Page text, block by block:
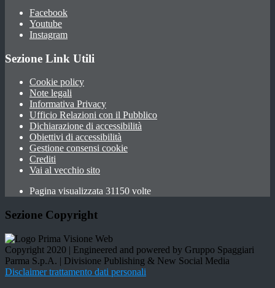
Facebook
Youtube
Instagram
Sezione Link Utili
Cookie policy
Note legali
Informativa Privacy
Ufficio Relazioni con il Pubblico
Dichiarazione di accessibilità
Obiettivi di accessibilità
Gestione consensi cookie
Crediti
Vai al vecchio sito
Pagina visualizzata 31150 volte
Sezione Copyright
Copyright 2020 | Engineered and powered by Gruppo Spaggiari
Parma S.p.A. | Divisione Publishing & New Social Media
Disclaimer trattamento dati personali